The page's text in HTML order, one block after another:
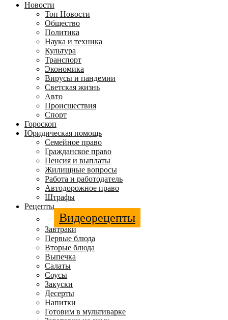
Новости
Топ Новости
Общество
Политика
Наука и техника
Культура
Транспорт
Экономика
Вирусы и пандемии
Светская жизнь
Авто
Происшествия
Спорт
Гороскоп
Юридическая помощь
Семейное право
Гражданское право
Пенсия и выплаты
Жилищные вопросы
Работа и работодатель
Автодорожное право
Штрафы
Рецепты
Видеорецепты
Завтраки
Первые блюда
Вторые блюда
Выпечка
Салаты
Соусы
Закуски
Десерты
Напитки
Готовим в мультиварке